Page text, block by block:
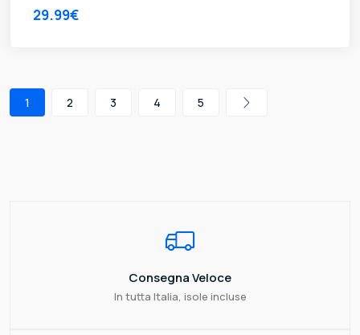
29.99€
1 2 3 4 5
Consegna Veloce
In tutta Italia, isole incluse